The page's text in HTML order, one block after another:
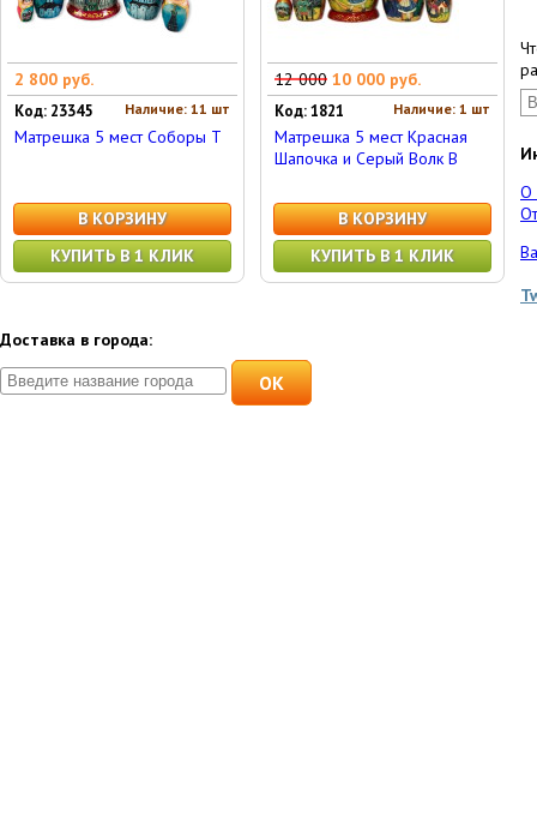
2 800 руб.
Наличие: 11 шт
Код: 23345
Матрешка 5 мест Соборы Т
В КОРЗИНУ
КУПИТЬ В 1 КЛИК
12 000 10 000 руб.
Наличие: 1 шт
Код: 1821
Матрешка 5 мест Красная
Шапочка и Серый Волк В
В КОРЗИНУ
КУПИТЬ В 1 КЛИК
О
Доставка в города:
OK